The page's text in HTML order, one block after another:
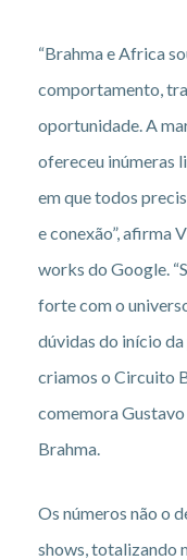
“Brahma e Africa
comportamento,
oportunidade. A
ofereceu inúmeras
em que todos
e conexão”, afirma
works do Google.
forte com o
dúvidas do início
criamos o Circuito
comemora
Brahma.
Os números não o
shows, totalizando